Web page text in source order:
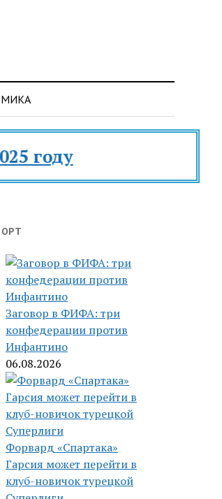
Заговор в ФИФА: три
конфедерации против
Инфантино
06.08.2026
Форвард «Спартака»
Гарсия может перейти в
клуб-новичок турецкой